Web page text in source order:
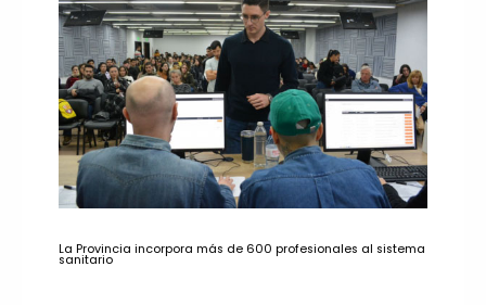
La Provincia incorpora más de 600 profesionales al sistema
sanitario